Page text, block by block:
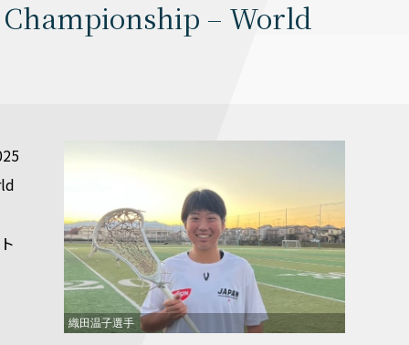
Championship – World
織田温子選手